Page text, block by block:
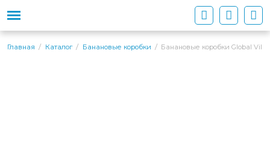
Главная Каталог Банановые коробки Банановые коробки Global